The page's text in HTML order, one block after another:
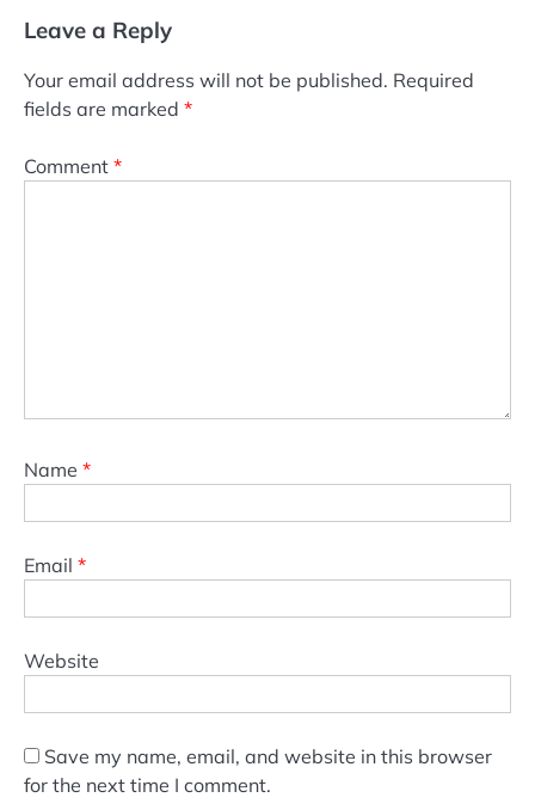
Leave a Reply
Your email address will not be published. Required
fields are marked *
Comment *
Name *
Email *
Website
Save my name, email, and website in this browser
for the next time I comment.